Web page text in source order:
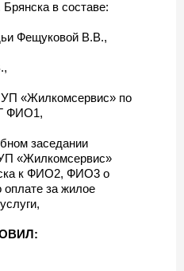
в составе:
Фещуковой В.В.,
«Жилкомсервис» по
ФИО1,
заседании
«Жилкомсервис»
к ФИО2, ФИО3 о
оплате за жилое